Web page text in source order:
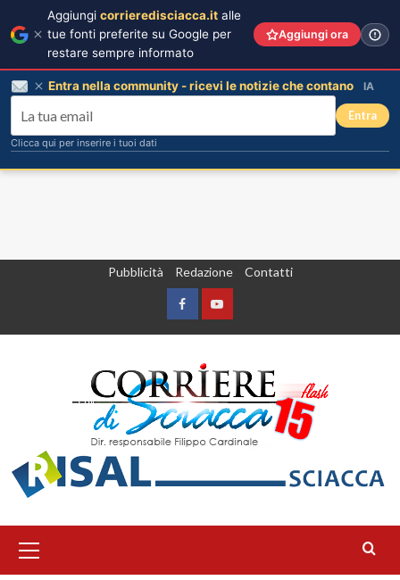
Pubblicità Redazione Contatti
FacebookYountube
principale
Aggiungi corrieredisciacca.it alle
tue fonti preferite su Google per
restare sempre informato
Aggiungi ora
Entra nella community - ricevi le notizie che contano IA
Entra
Clicca qui per inserire i tuoi dati